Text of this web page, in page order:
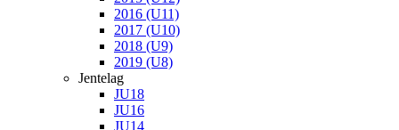
2016 (U11)
2017 (U10)
2018 (U9)
2019 (U8)
Jentelag
JU18
JU16
JU14